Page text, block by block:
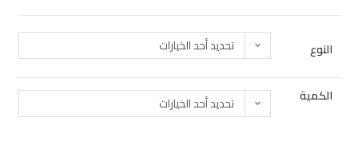
النوع تحديد أحد الخيارات
الكمية تحديد أحد الخيارات